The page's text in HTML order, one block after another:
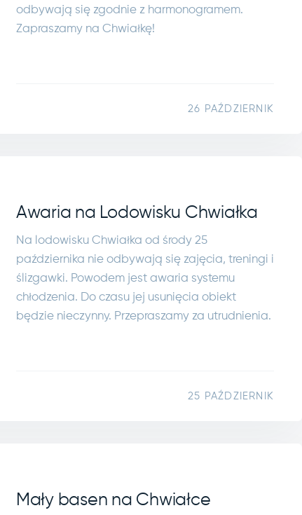
odbywają się zgodnie z harmonogramem.
Zapraszamy na Chwiałkę!
26 PAŹDZIERNIK
Awaria na Lodowisku Chwiałka
Na lodowisku Chwiałka od środy 25
października nie odbywają się zajęcia, treningi i
ślizgawki. Powodem jest awaria systemu
chłodzenia. Do czasu jej usunięcia obiekt
będzie nieczynny. Przepraszamy za utrudnienia.
25 PAŹDZIERNIK
Mały basen na Chwiałce